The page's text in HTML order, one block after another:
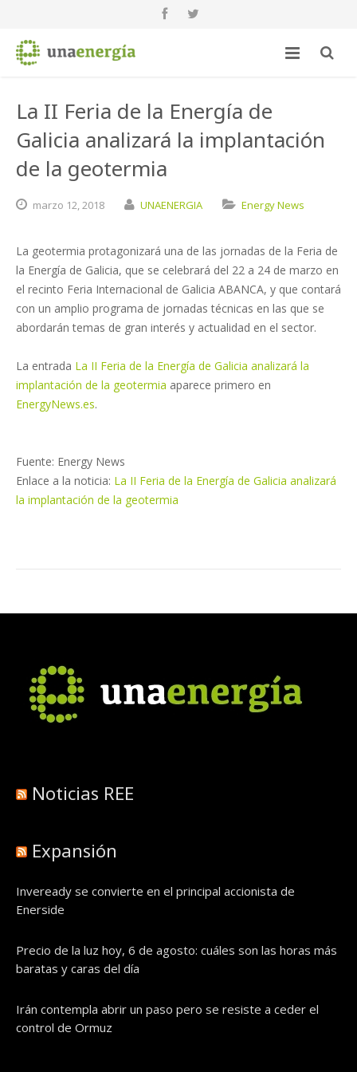
La II Feria de la Energía de
Galicia analizará la implantación
de la geotermia
marzo 12,2018 UNAENERGIA Energy News
La geotermia protagonizará una de las jornadas de la Feria de
la Energía de Galicia, que se celebrará del 22 a 24 de marzo en
el recinto Feria Internacional de Galicia ABANCA, y que contará
con un amplio programa de jornadas técnicas en las que se
abordarán temas de gran interés y actualidad en el sector.
La entrada La II Feria de la Energía de Galicia analizará la
implantación de la geotermia aparece primero en
EnergyNews.es.
Fuente: Energy News
Enlace a la noticia: La II Feria de la Energía de Galicia analizará
la implantación de la geotermia
Noticias REE
Expansión
Inveready se convierte en el principal accionista de
Enerside
Precio de la luz hoy, 6 de agosto: cuáles son las horas más
baratas y caras del día
Irán contempla abrir un paso pero se resiste a ceder el
control de Ormuz